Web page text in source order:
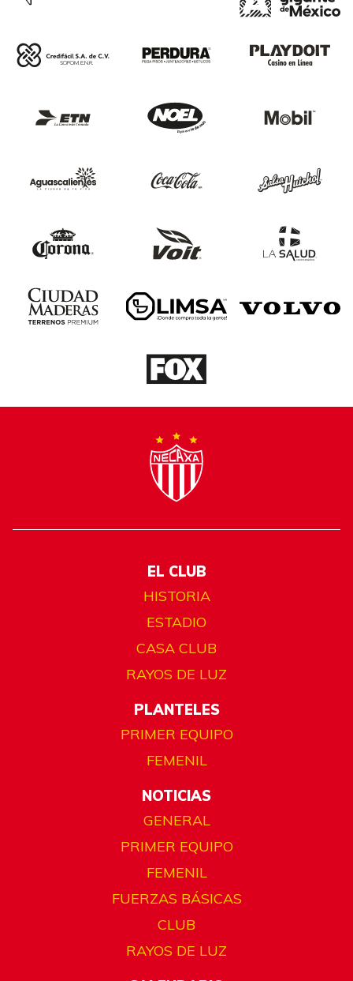
EL CLUB
HISTORIA
ESTADIO
CASA CLUB
RAYOS DE LUZ
PLANTELES
PRIMER EQUIPO
FEMENIL
NOTICIAS
GENERAL
PRIMER EQUIPO
FEMENIL
FUERZAS BÁSICAS
CLUB
RAYOS DE LUZ